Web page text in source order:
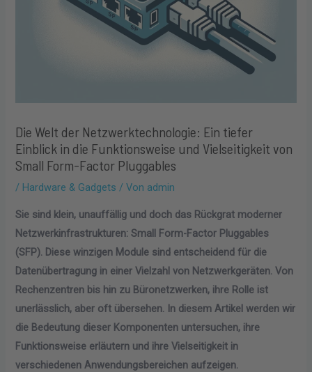
Die Welt der Netzwerktechnologie: Ein tiefer
Einblick in die Funktionsweise und Vielseitigkeit von
Small Form-Factor Pluggables
/ Hardware & Gadgets / Von admin
Sie sind klein, unauffällig und doch das Rückgrat moderner
Netzwerkinfrastrukturen: Small Form-Factor Pluggables
(SFP). Diese winzigen Module sind entscheidend für die
Datenübertragung in einer Vielzahl von Netzwerkgeräten. Von
Rechenzentren bis hin zu Büronetzwerken, ihre Rolle ist
unerlässlich, aber oft übersehen. In diesem Artikel werden wir
die Bedeutung dieser Komponenten untersuchen, ihre
Funktionsweise erläutern und ihre Vielseitigkeit in
verschiedenen Anwendungsbereichen aufzeigen.